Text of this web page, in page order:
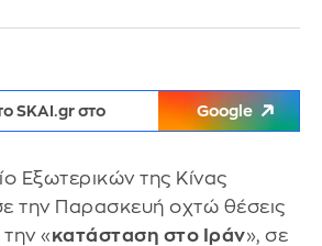
SKAI.gr στο Google
Εξωτερικών της Κίνας
την Παρασκευή οχτώ θέσεις
«κατάσταση στο Ιράν», σε